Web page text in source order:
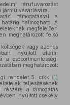
árufuvarozást
vásárlására.
támogatással a
halmozható. A
megfelelően
meghatározott felső
vagy azonos
nyújtott állami
a csoportmentességi
meghatározott
rendelet 5. cikk (1)
teljesítésének
a támogatás
nyújtott csekély